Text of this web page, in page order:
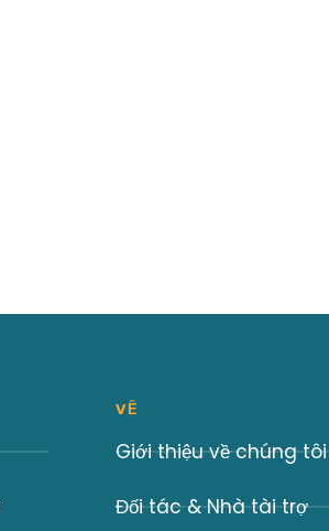
VỀ
Giới thiệu về chúng tôi
Đối tác & Nhà tài trợ